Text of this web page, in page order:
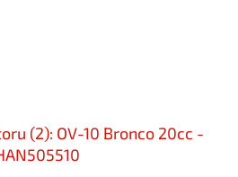
(2): OV-10 Bronco 20cc -